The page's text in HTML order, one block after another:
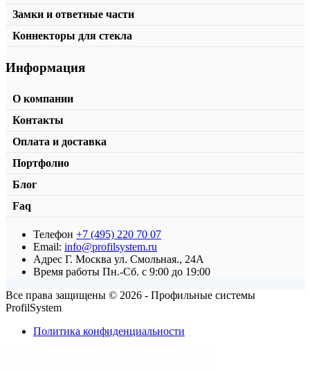
Планка клипсовая 40×5
326,00₽/м2 В корзину
Замки и ответные части
Коннекторы для стекла
Информация
О компании
Контакты
Оплата и доставка
Портфолио
Блог
Faq
Телефон +7 (495) 220 70 07
Email: info@profilsystem.ru
Адрес Г. Москва ул. Смольная., 24А
Время работы Пн.-Сб. с 9:00 до 19:00
Все права защищены © 2026 - Профильные системы
ProfilSystem
Политика конфиденциальности